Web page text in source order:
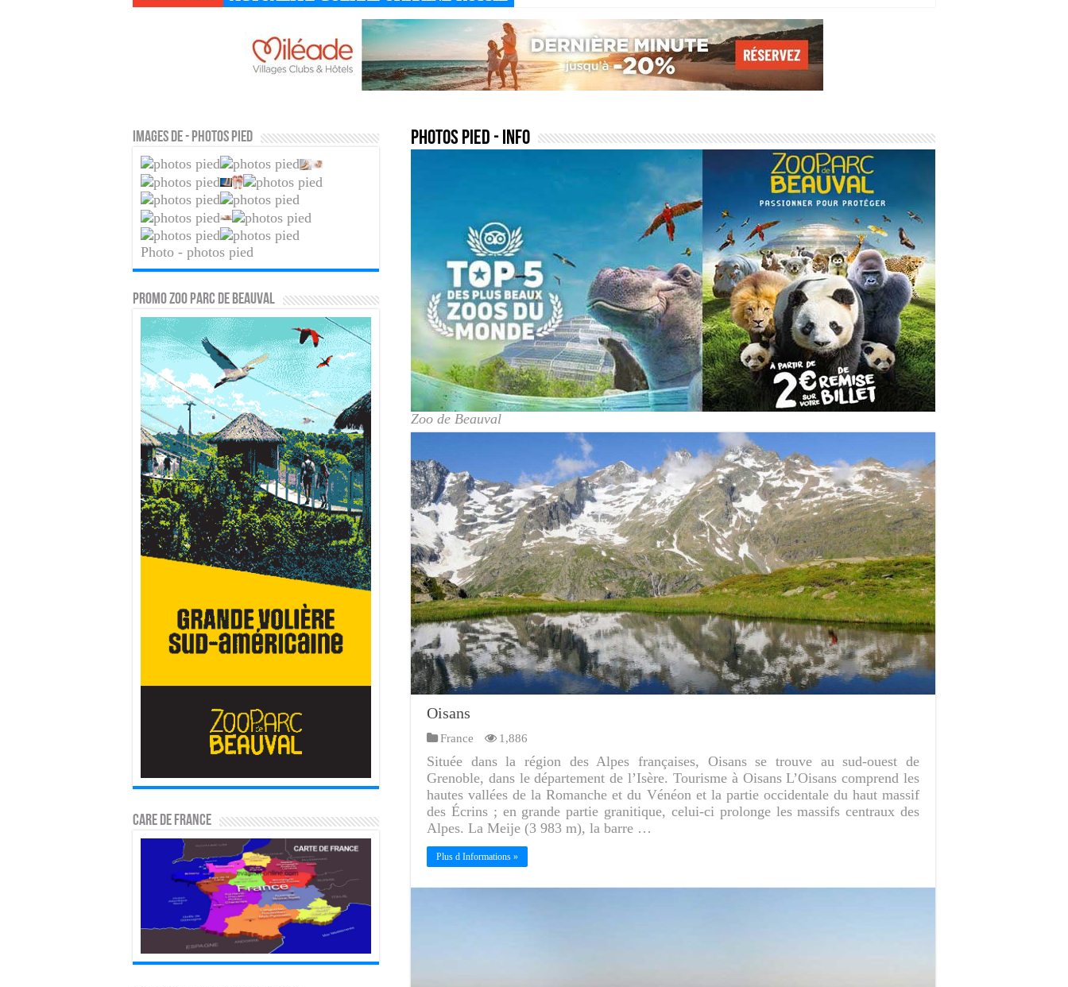
photos pied - Info
Zoo de Beauval
Oisans
France 1,886
Située dans la région des Alpes françaises, Oisans se trouve au sud-ouest de
Grenoble, dans le département de l’Isère. Tourisme à Oisans L’Oisans comprend les
hautes vallées de la Romanche et du Vénéon et la partie occidentale du haut massif
des Écrins ; en grande partie granitique, celui-ci prolonge les massifs centraux des
Alpes. La Meije (3 983 m), la barre …
Plus d Informations »
Images de - photos pied
Photo - photos pied
PROMO ZOO PARC DE BEAUVAL
CARE DE FRANCE